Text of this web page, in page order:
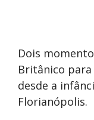
Dois
Britânico para
desde a
Florianópolis.